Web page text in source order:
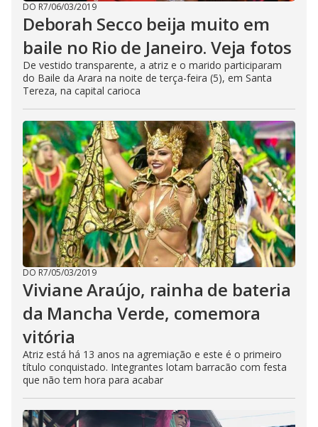
DO R7/06/03/2019
Deborah Secco beija muito em
baile no Rio de Janeiro. Veja fotos
De vestido transparente, a atriz e o marido participaram
do Baile da Arara na noite de terça-feira (5), em Santa
Tereza, na capital carioca
DO R7/05/03/2019
Viviane Araújo, rainha de bateria
da Mancha Verde, comemora
vitória
Atriz está há 13 anos na agremiação e este é o primeiro
título conquistado. Integrantes lotam barracão com festa
que não tem hora para acabar